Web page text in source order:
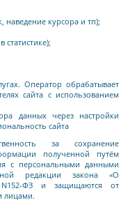
наведение курсора и тп);
статистике);
Оператор обрабатывает
сайта с использованием
данных через настройки
сайта
за сохранение
полученной путём
с персональными данными
редакции закона «О
N152-ФЗ и защищаются от
лицами.